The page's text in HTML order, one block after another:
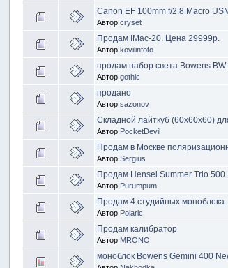
Canon EF 100mm f/2.8 Macro
Авторcryset
Продам IMac-20. Цена 29999р.
Авторkovilinfoto
продам набор света Bowens
Авторgothic
продано
Авторsazonov
Складной лайткуб (60x60x60)
Автор PocketDevil
Продам в Москве
АвторSergius
Продам Hensel Summer Trio 500
Автор Purumpum
Продам 4 студийных моноблока
Автор Polaric
Продам калибратор
Автор MRONO
моноблок Bowens Gemini 400